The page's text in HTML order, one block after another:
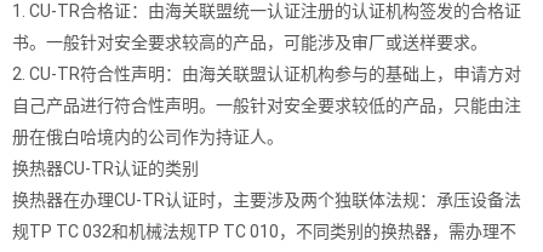
1. CU-TR合格证：由海关联盟统一认证注册的认证机构签发的合格证
书。一般针对安全要求较高的产品，可能涉及审厂或送样要求。
2. CU-TR符合性声明：由海关联盟认证机构参与的基础上，申请方对
自己产品进行符合性声明。一般针对安全要求较低的产品，只能由注
册在俄白哈境内的公司作为持证人。
换热器CU-TR认证的类别
换热器在办理CU-TR认证时，主要涉及两个独联体法规：承压设备法
规TP TC 032和机械法规TP TC 010，不同类别的换热器，需办理不